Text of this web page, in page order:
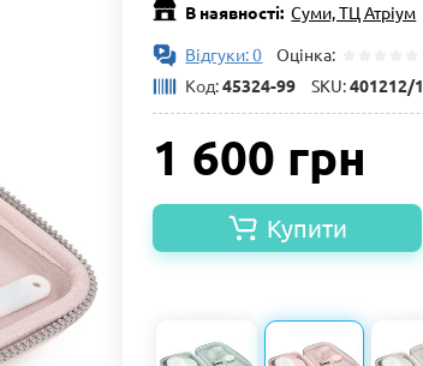
В наявності: Суми, ТЦ Атріум
Відгуки: 0 Оцінка:
Код:45324-99 SKU:401212/1
1 600 грн
Купити